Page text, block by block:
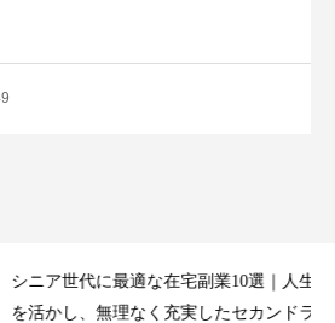
ア世代に最適な在宅副業10選｜人生経験
し、無理なく充実したセカンドライ...